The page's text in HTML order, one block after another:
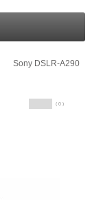
Sony DSLR-A290
( 0 )